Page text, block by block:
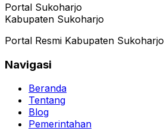
Portal Sukoharjo
Kabupaten Sukoharjo
Portal Resmi Kabupaten Sukoharjo
Navigasi
Beranda
Tentang
Blog
Pemerintahan